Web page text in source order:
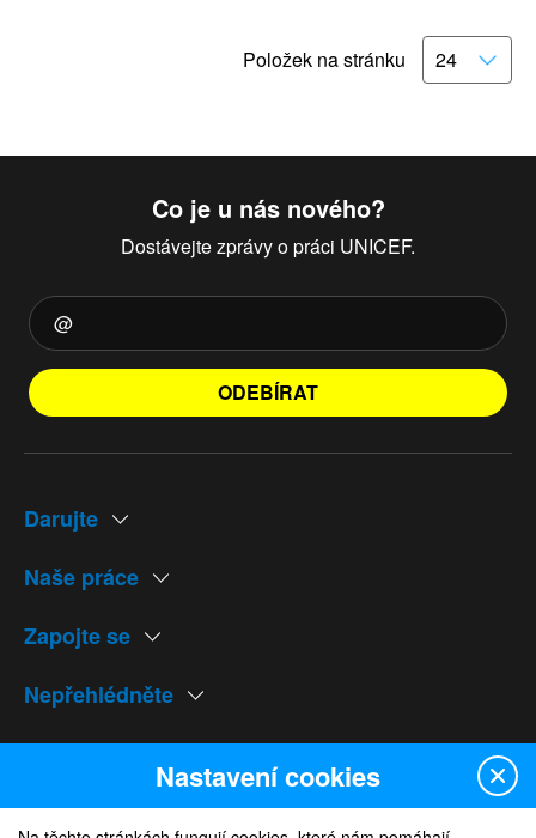
Položek na stránku
Co je u nás nového?
Dostávejte zprávy o práci UNICEF.
ODEBÍRAT
Darujte
Naše práce
Zapojte se
Nepřehlédněte
Naše weby
Nastavení cookies